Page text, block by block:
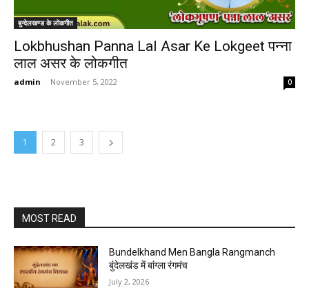
बुन्देलखण्ड के लोकगीत
Lokbhushan Panna Lal Asar Ke Lokgeet पन्ना
लाल असर के लोकगीत
admin - November 5, 2022 0
1 2 3
MOST READ
Bundelkhand Men Bangla Rangmanch
बुंदेलखंड में बांग्ला रंगमंच
July 2, 2026